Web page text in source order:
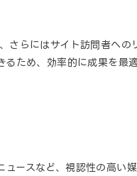
らにはサイト訪問者への
ため、効率的に成果を最適
ースなど、視認性の高い